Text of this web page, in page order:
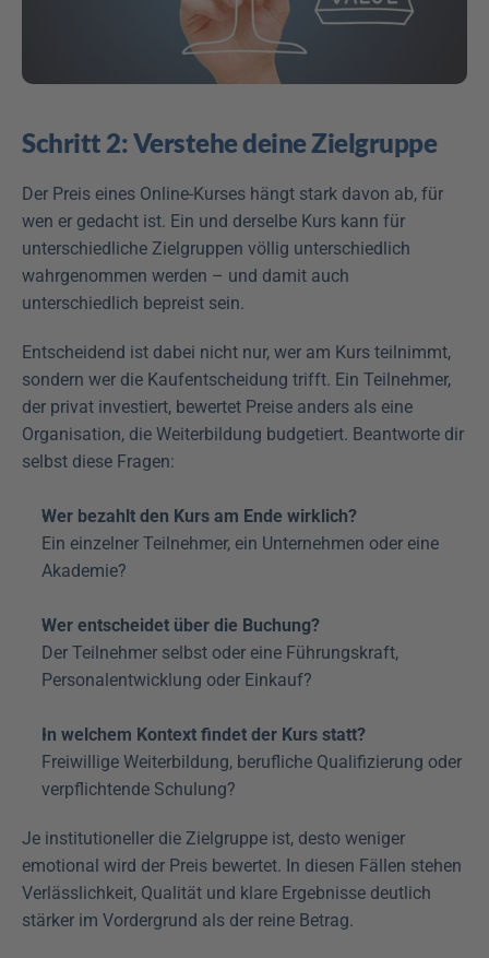
Schritt 2: Verstehe deine Zielgruppe
Der Preis eines Online-Kurses hängt stark davon ab, für
wen er gedacht ist. Ein und derselbe Kurs kann für
unterschiedliche Zielgruppen völlig unterschiedlich
wahrgenommen werden – und damit auch
unterschiedlich bepreist sein.
Entscheidend ist dabei nicht nur, wer am Kurs teilnimmt,
sondern wer die Kaufentscheidung trifft. Ein Teilnehmer,
der privat investiert, bewertet Preise anders als eine
Organisation, die Weiterbildung budgetiert. Beantworte dir
selbst diese Fragen:
Wer bezahlt den Kurs am Ende wirklich?
Ein einzelner Teilnehmer, ein Unternehmen oder eine
Akademie?
Wer entscheidet über die Buchung?
Der Teilnehmer selbst oder eine Führungskraft,
Personalentwicklung oder Einkauf?
In welchem Kontext findet der Kurs statt?
Freiwillige Weiterbildung, berufliche Qualifizierung oder
verpflichtende Schulung?
Je institutioneller die Zielgruppe ist, desto weniger
emotional wird der Preis bewertet. In diesen Fällen stehen
Verlässlichkeit, Qualität und klare Ergebnisse deutlich
stärker im Vordergrund als der reine Betrag.